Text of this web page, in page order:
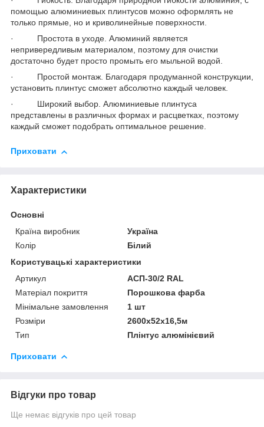
помощью алюминиевых плинтусов можно оформлять не
только прямые, но и криволинейные поверхности.
· Простота в уходе. Алюминий является
непривередливым материалом, поэтому для очистки
достаточно будет просто промыть его мыльной водой.
· Простой монтаж. Благодаря продуманной конструкции,
установить плинтус сможет абсолютно каждый человек.
· Широкий выбор. Алюминиевые плинтуса
представлены в различных формах и расцветках, поэтому
каждый сможет подобрать оптимальное решение.
Приховати
Характеристики
Основні
Країна виробник
Україна
Колір
Білий
Користувацькі характеристики
Артикул
АСП-30/2 RAL
Матеріал покриття
Порошкова фарба
Мінімальне замовлення
1 шт
Розміри
2600x52х16,5м
Тип
Плінтус алюмінієвий
Приховати
Відгуки про товар
Ще немає відгуків про цей товар